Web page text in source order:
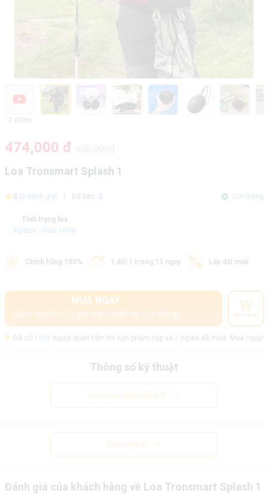
2 video
474,000 đ
Loa Tronsmart Splash 1
5 (0 đánh giá) Đã bán: 2 Còn hàng
Tình trạng loa
Fullbox - New 100%
Chính hãng 100% 1 đổi 1 trong 15 ngày Lắp đặt miễn phí
MUA NGAY
(Giao nhanh từ 2 giờ hoặc nhận tại cửa hàng) Thêm vào giỏ
Đã có 1109 người quan tâm tới sản phẩm này và 2 người đã mua. Mua ngay!
Thông số kỹ thuật
Xem cấu hình chi tiết
Xem thêm
Đánh giá của khách hàng về Loa Tronsmart Splash 1